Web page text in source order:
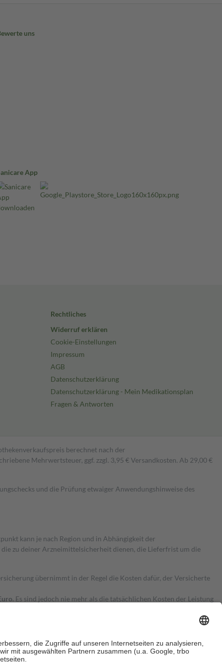
uns
App
Rechtliches
Widerruf erklären
Cookie-Einstellungen
Impressum
AGB
Datenschutzerklärung
Datenschutzerklärung - Mein Medikationsplan
Fragen & Antworten
berechnet nach der
Mehrwertsteuer, ggf. zzgl. 3,95 € Versandkosten. Ab 29,00 €
und die Prüfung etwaiger Anwendungshinweise des
kann je nach Region und in Abhängigkeit der
zu deiner Arzneimittelsicherheit dienen, die Lieferfrist um die
übernimmt in der Regel die Kosten dafür, der Versicherte
Es sind jedoch nie mehr als die tatsächlichen Kosten der Leistung
Zuzahlungen an bei: